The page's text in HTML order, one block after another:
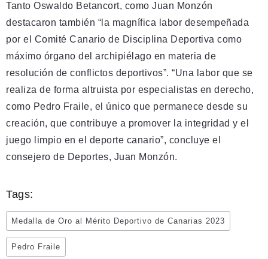
Tanto Oswaldo Betancort, como Juan Monzón
destacaron también “la magnífica labor desempeñada
por el Comité Canario de Disciplina Deportiva como
máximo órgano del archipiélago en materia de
resolución de conflictos deportivos”. “Una labor que se
realiza de forma altruista por especialistas en derecho,
como Pedro Fraile, el único que permanece desde su
creación, que contribuye a promover la integridad y el
juego limpio en el deporte canario”, concluye el
consejero de Deportes, Juan Monzón.
Tags:
Medalla de Oro al Mérito Deportivo de Canarias 2023
Pedro Fraile